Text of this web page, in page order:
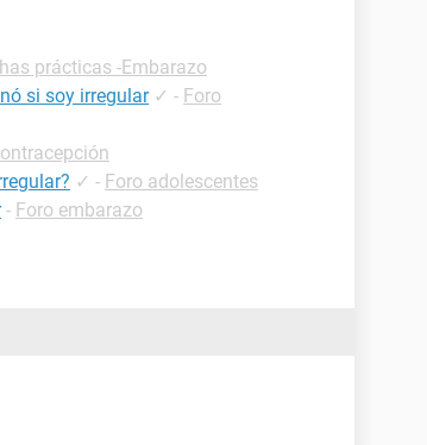
prácticas -Embarazo
si soy irregular ✓ - Foro
✓ - Foro adolescentes
- Foro embarazo